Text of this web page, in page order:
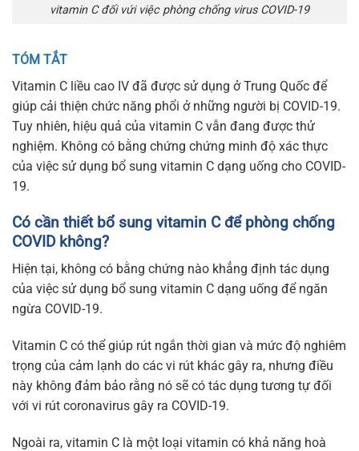
vitamin C đối vứi việc phòng chống virus COVID-19
TÓM TẮT
Vitamin C liều cao IV đã được sử dụng ở Trung Quốc để
giúp cải thiện chức năng phổi ở những người bị COVID-19.
Tuy nhiên, hiệu quả của vitamin C vẫn đang được thử
nghiệm. Không có bằng chứng chứng minh độ xác thực
của việc sử dụng bổ sung vitamin C dạng uống cho COVID-
19.
Có cần thiết bổ sung vitamin C để phòng chống
COVID không?
Hiện tại, không có bằng chứng nào khẳng định tác dụng
của việc sử dụng bổ sung vitamin C dạng uống để ngăn
ngừa COVID-19.
Vitamin C có thể giúp rút ngắn thời gian và mức độ nghiêm
trọng của cảm lạnh do các vi rút khác gây ra, nhưng điều
này không đảm bảo rằng nó sẽ có tác dụng tương tự đối
với vi rút coronavirus gây ra COVID-19.
Ngoài ra, vitamin C là một loại vitamin có khả năng hoà